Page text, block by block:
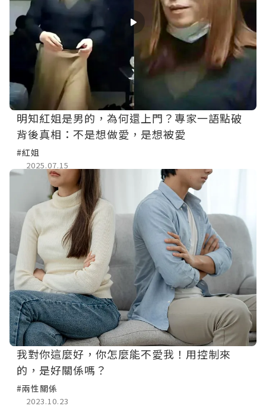
明知紅姐是男的，為何還上門？專家一語點破
背後真相：不是想做愛，是想被愛
#紅姐
2025.07.15
我對你這麼好，你怎麼能不愛我！用控制來
的，是好關係嗎？
#兩性關係
2023.10.23